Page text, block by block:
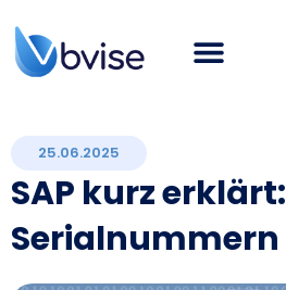
25.06.2025
SAP kurz erklärt:
Serialnummern